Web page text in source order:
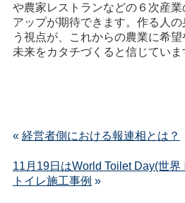
や農家レストランなどの６次産
アップが期待できます。作る人
う視点が、これからの農業に希
未来をカタチづくると信じていま
« 経営者側における報連相とは？
11月19日はWorld Toilet Day(世
トイレ施工事例 »